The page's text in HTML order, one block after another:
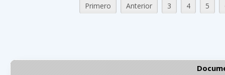
Primero Anterior 3 4 5